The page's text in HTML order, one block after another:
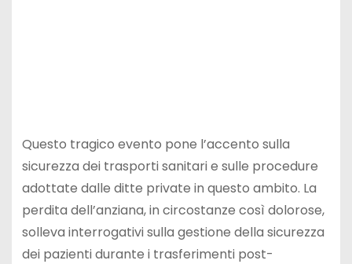
Questo tragico evento pone l’accento sulla
sicurezza dei trasporti sanitari e sulle procedure
adottate dalle ditte private in questo ambito. La
perdita dell’anziana, in circostanze così dolorose,
solleva interrogativi sulla gestione della sicurezza
dei pazienti durante i trasferimenti post-